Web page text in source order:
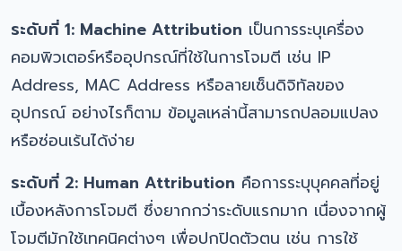
ระดับที่ 1: Machine Attribution เป็นการระบุเครื่อง
คอมพิวเตอร์หรืออุปกรณ์ที่ใช้ในการโจมตี เช่น IP
Address, MAC Address หรือลายเซ็นดิจิทัลของ
อุปกรณ์ อย่างไรก็ตาม ข้อมูลเหล่านี้สามารถปลอมแปลง
หรือซ่อนเร้นได้ง่าย
ระดับที่ 2: Human Attribution คือการระบุบุคคลที่อยู่
เบื้องหลังการโจมตี ซึ่งยากกว่าระดับแรกมาก เนื่องจากผู้
โจมตีมักใช้เทคนิคต่างๆ เพื่อปกปิดตัวตน เช่น การใช้